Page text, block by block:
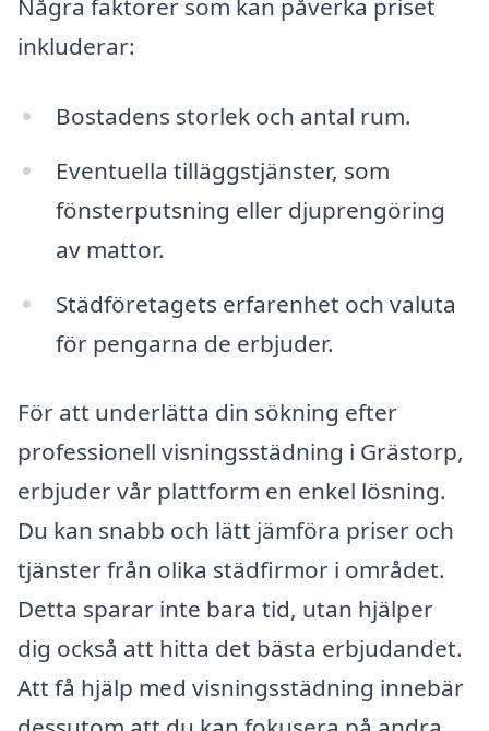
Några faktorer som kan påverka priset
inkluderar:
Bostadens storlek och antal rum.
Eventuella tilläggstjänster, som
fönsterputsning eller djuprengöring
av mattor.
Städföretagets erfarenhet och valuta
för pengarna de erbjuder.
För att underlätta din sökning efter
professionell visningsstädning i Grästorp,
erbjuder vår plattform en enkel lösning.
Du kan snabb och lätt jämföra priser och
tjänster från olika städfirmor i området.
Detta sparar inte bara tid, utan hjälper
dig också att hitta det bästa erbjudandet.
Att få hjälp med visningsstädning innebär